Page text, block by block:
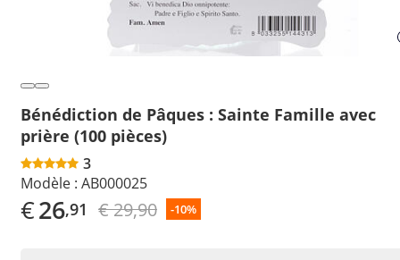
Bénédiction de Pâques : Sainte Famille avec
prière (100 pièces)
3
Modèle : AB000025
€26,91 € 29,90 -10%